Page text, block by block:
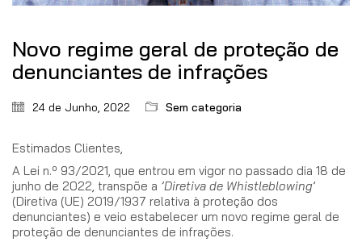
Novo regime geral de proteção de
denunciantes de infrações
24 de Junho, 2022 Sem categoria
Estimados Clientes,
A Lei n.º 93/2021, que entrou em vigor no passado dia 18 de
junho de 2022, transpõe a ’Diretiva de Whistleblowing’
(Diretiva (UE) 2019/1937 relativa à proteção dos
denunciantes) e veio estabelecer um novo regime geral de
proteção de denunciantes de infrações.